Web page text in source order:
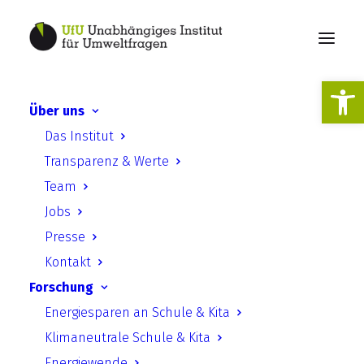
Über uns
Das Institut
Transparenz & Werte
Team
Jobs
Presse
Kontakt
Forschung
Energiesparen an Schule & Kita
Klimaneutrale Schule & Kita
Umweltprofil der Kommune
Umweltprofil der Kommune –
Neuer Weg für Umweltbildung
und Partizipation von